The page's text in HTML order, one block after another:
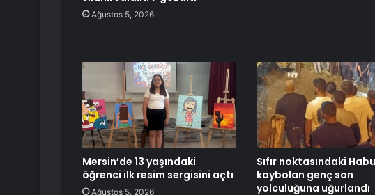
Ağustos 5, 2026
Mersin’de 13 yaşındaki
öğrenci ilk resim sergisini açtı
Ağustos 5, 2026
Sıfır noktasındaki
kaybolan genç son
yolculuğuna uğurlandı